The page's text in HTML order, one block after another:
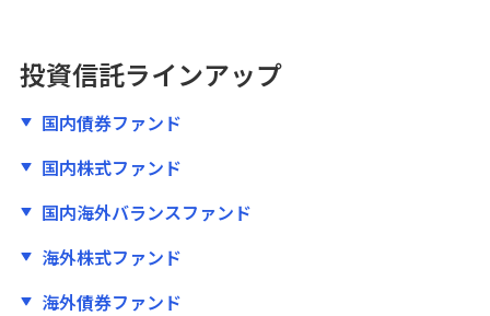
投資信託ラインアップ
国内債券ファンド
国内株式ファンド
国内海外バランスファンド
海外株式ファンド
海外債券ファンド